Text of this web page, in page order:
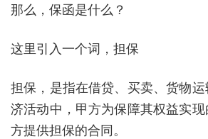
那么，保函是什么？
这里引入一个词，担保
担保，是指在借贷、买卖、货物
济活动中，甲方为保障其权益实
方提供担保的合同。